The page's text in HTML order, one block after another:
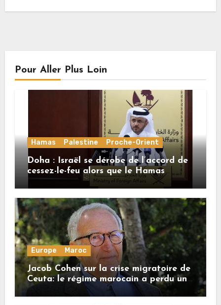
Pour Aller Plus Loin
Hamas Palestine Proche-Orient
Doha : Israël se dérobe de l’accord de
cessez-le-feu alors que le Hamas
honore ses engagements
Europe Maroc
Jacob Cohen sur la crise migratoire de
Ceuta: le régime marocain a perdu une
bonne part de sa crédibilité vis-à-vis
de l’Union européenne